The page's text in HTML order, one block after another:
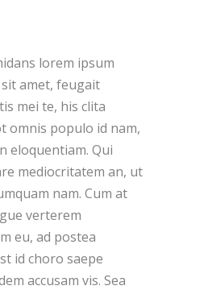
lorem ipsum
amet, feugait
mei te, his clita
omnis populo id nam,
eloquentiam. Qui
mediocritatem an, ut
nam. Cum at
verterem
eu, ad postea
id choro saepe
accusam vis. Sea